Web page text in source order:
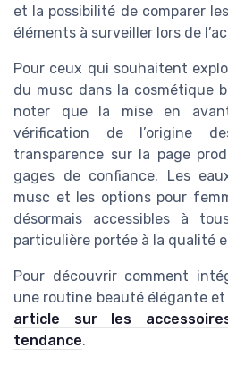
et la possibilité de comparer
éléments à surveiller lors de
Pour ceux qui souhaitent
du musc dans la cosmétique
noter que la mise en
vérification de l’origine
transparence sur la page
gages de confiance. Les
musc et les options pour
désormais accessibles à
particulière portée à la qualité
Pour découvrir comment
une routine beauté élégante
article sur les
tendance.